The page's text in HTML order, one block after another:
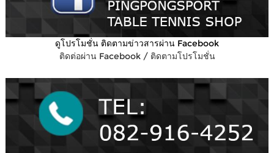
ดูโปรโมชั่น ติดตามข่าวสารผ่าน Facebook
ติดต่อผ่าน Facebook / ติดตามโปรโมชั่น